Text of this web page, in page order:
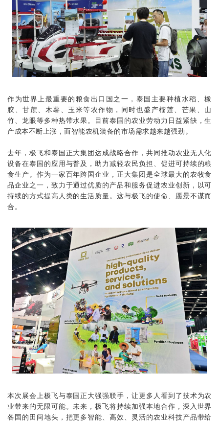
作为世界上最重要的粮食出口国之一，泰国主要种植水稻、橡
胶、甘蔗、木薯、玉米等农作物，同时也盛产榴莲、芒果、山
竹、龙眼等多种热带水果。目前泰国的农业劳动力日益紧缺，生
产成本不断上涨，而智能农机装备的市场需求越来越强劲。
去年，极飞和泰国正大集团达成战略合作，共同推动农业无人化
设备在泰国的应用与普及，助力减轻农民负担、促进可持续的粮
食生产。作为一家百年跨国企业，正大集团是全球最大的农牧食
品企业之一，致力于通过优质的产品和服务促进农业创新，以可
持续的方式提高人类的生活质量。这与极飞的使命、愿景不谋而
合。
本次展会上极飞与泰国正大强强联手，让更多人看到了技术为农
业带来的无限可能。未来，极飞将持续加强本地合作，深入世界
各国的田间地头，把更多智能、高效、灵活的农业科技产品带给